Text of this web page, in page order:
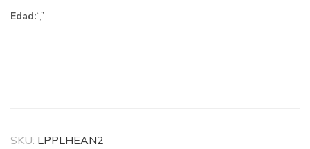
Edad:“,”
SKU: LPPLHEAN2